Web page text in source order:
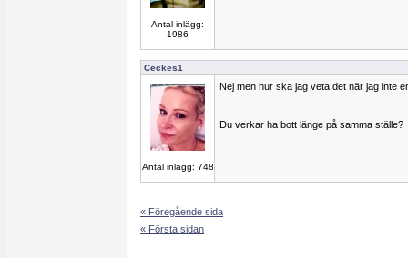
Antal inlägg:
1986
Ceckes1
Antal inlägg: 748
Nej men hur ska jag veta det när jag inte
Du verkar ha bott länge på samma ställe?
« Föregående sida
« Första sidan